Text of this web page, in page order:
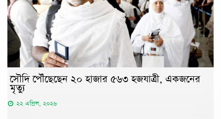
সৌদি পৌঁছেছেন ২০ হাজার ৫৬৩ হজযাত্রী, একজনের
মৃত্যু
২২ এপ্রিল, ২০২৬